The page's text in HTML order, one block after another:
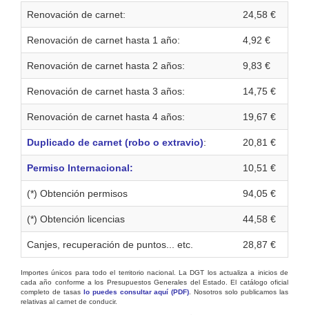
Renovación de carnet: 24,58 €
Renovación de carnet hasta 1 año: 4,92 €
Renovación de carnet hasta 2 años: 9,83 €
Renovación de carnet hasta 3 años: 14,75 €
Renovación de carnet hasta 4 años: 19,67 €
Duplicado de carnet (robo o extravio): 20,81 €
Permiso Internacional: 10,51 €
(*) Obtención permisos 94,05 €
(*) Obtención licencias 44,58 €
Canjes, recuperación de puntos... etc. 28,87 €
Importes únicos para todo el territorio nacional. La DGT los actualiza a inicios de
cada año conforme a los Presupuestos Generales del Estado. El catálogo oficial
completo de tasas lo puedes consultar aquí (PDF) . Nosotros solo publicamos las
relativas al carnet de conducir.